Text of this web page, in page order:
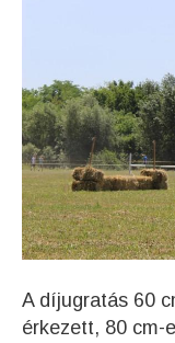
A díjugratás 60
érkezett, 80 cm-